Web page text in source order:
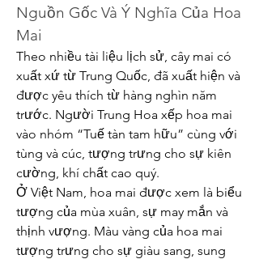
Nguồn Gốc Và Ý Nghĩa Của Hoa
Mai
Theo nhiều tài liệu lịch sử, cây mai có
xuất xứ từ Trung Quốc, đã xuất hiện và
được yêu thích từ hàng nghìn năm
trước. Người Trung Hoa xếp hoa mai
vào nhóm “Tuế tàn tam hữu” cùng với
tùng và cúc, tượng trưng cho sự kiên
cường, khí chất cao quý.
Ở Việt Nam, hoa mai được xem là biểu
tượng của mùa xuân, sự may mắn và
thịnh vượng. Màu vàng của hoa mai
tượng trưng cho sự giàu sang, sung